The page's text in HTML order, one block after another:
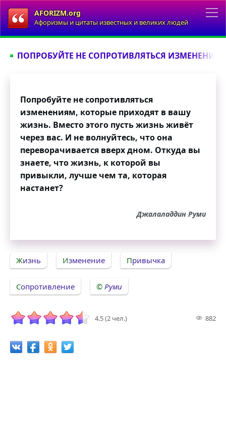
AFORIZM.org
Афоризмы и цитаты известных и великих людей
ПОПРОБУЙТЕ НЕ СОПРОТИВЛЯТЬСЯ
Попробуйте не сопротивляться
изменениям, которые приходят в вашу
жизнь. Вместо этого пусть жизнь живёт
через вас. И не волнуйтесь, что она
переворачивается вверх дном. Откуда вы
знаете, что жизнь, к которой вы
привыкли, лучше чем та, которая
настанет?
Джалаладдин Руми
Жизнь Изменение Привычка
Сопротивление Руми
4.5 (2 чел.) 882